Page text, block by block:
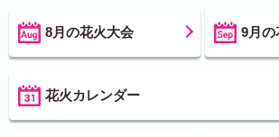
8月の花火大会 9月の
花火カレンダー